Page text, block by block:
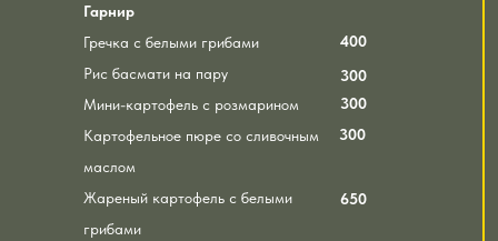
Гарнир
Гречка с белыми грибами
Рис басмати на пару
Мини-картофель с розмарином
Картофельное пюре со сливочным
маслом
Жареный картофель с белыми
грибами
400
300
300
300
650